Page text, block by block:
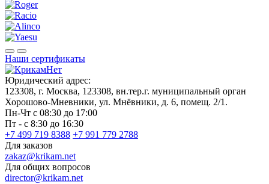
Наши сертификаты
Юридический адрес:
123308, г. Москва, 123308, вн.тер.г. муниципальный орган
Хорошово-Мневники, ул. Мнёвники, д. 6, помещ. 2/1.
Пн-Чт с 08:30 до 17:00
Пт - с 8:30 до 16:30
+7 499 719 8388 +7 991 779 2788
Для заказов
zakaz@krikam.net
Для общих вопросов
director@krikam.net